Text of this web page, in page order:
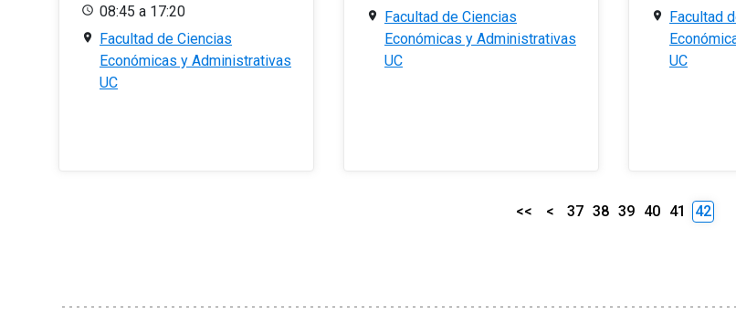
08:45 a 17:20
Facultad de Ciencias
Económicas y Administrativas
UC
Facultad de Ciencias
Económicas y Administrativas
UC
Facultad
UC
<< < 37 38 39 40 41 42